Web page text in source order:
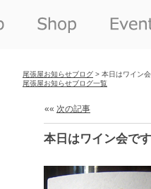
尾張屋お知らせブログ > 本日はワイン
尾張屋お知らせブログ一覧
«« 次の記事
本日はワイン会です